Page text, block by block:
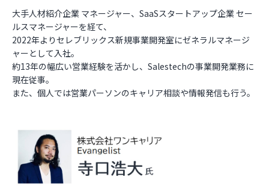
大手人材紹介企業 マネージャー、SaaSスタートアップ企業 セー
ルスマネージャーを経て、
2022年よりセレブリックス新規事業開発室にゼネラルマネージ
ャーとして入社。
約13年の幅広い営業経験を活かし、Salestechの事業開発業務に
現在従事。
また、個人では営業パーソンのキャリア相談や情報発信も行う。